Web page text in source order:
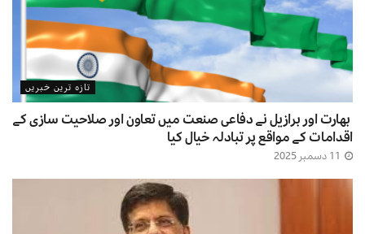
تازہ ترین خبریں
بھارت اور برازیل نے دفاعی صنعت میں تعاون اور صلاحیت سازی کے
اقدامات کے مواقع پر تبادلہ خیال کیا